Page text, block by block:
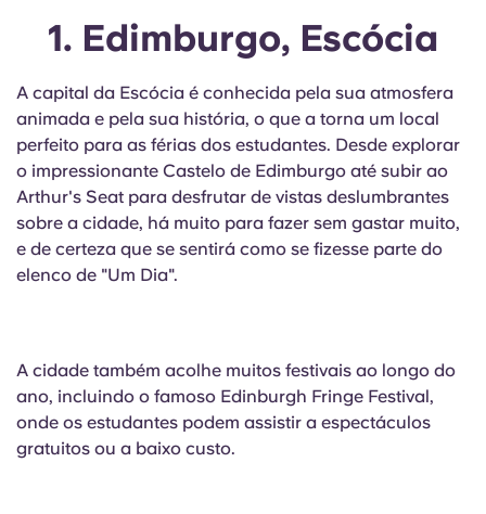
Deutsch
Italian
French
1. Edimburgo, Escócia
A capital da Escócia é conhecida pela sua atmosfera
animada e pela sua história, o que a torna um local
perfeito para as férias dos estudantes. Desde explorar
o impressionante Castelo de Edimburgo até subir ao
Arthur's Seat para desfrutar de vistas deslumbrantes
sobre a cidade, há muito para fazer sem gastar muito,
e de certeza que se sentirá como se fizesse parte do
elenco de "Um Dia".
A cidade também acolhe muitos festivais ao longo do
ano, incluindo o famoso Edinburgh Fringe Festival,
onde os estudantes podem assistir a espectáculos
gratuitos ou a baixo custo.